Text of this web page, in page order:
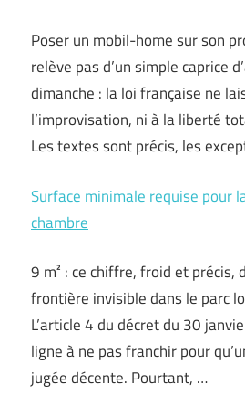
Poser un mobil-home sur son
relève pas d’un simple caprice
dimanche : la loi française ne
l’improvisation, ni à la liberté
Les textes sont précis, les
Surface minimale requise pour
chambre
9 m² : ce chiffre, froid et précis,
frontière invisible dans le parc
L’article 4 du décret du 30
ligne à ne pas franchir pour
jugée décente. Pourtant, …